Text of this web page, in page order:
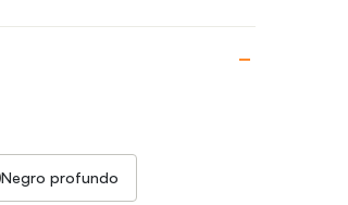
Negro profundo